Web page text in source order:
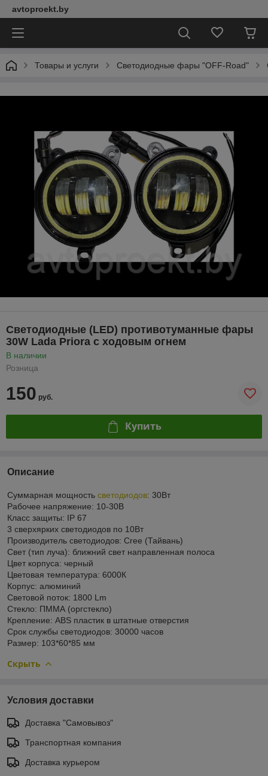
avtoproekt.by
Товары и услуги Светодиодные фары "OFF-Road"
Светодиодные (LED) противотуманные фары
30W Lada Priora с ходовым огнем
В наличии
Розница
150 руб.
Купить
Описание
Суммарная мощность светодиодов: 30Вт
Рабочее напряжение: 10-30В
Класс защиты: IP 67
3 сверхярких светодиодов по 10Вт
Производитель светодиодов: Cree (Тайвань)
Свет (тип луча): ближний свет направленная полоса
Цвет корпуса: черный
Цветовая температура: 6000К
Корпус: алюминий
Световой поток: 1800 Lm
Стекло: ПММА (оргстекло)
Крепление: ABS пластик в штатные отверстия
Cрок службы светодиодов: 30000 часов
Размер: 103*60*85 мм
Скрыть
Условия доставки
Доставка "Самовывоз"
Транспортная компания
Доставка курьером